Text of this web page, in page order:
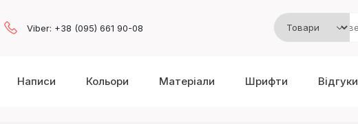
Viber: +38 (095) 661 90-08
Написи Кольори Матеріали Шрифти Відгуки